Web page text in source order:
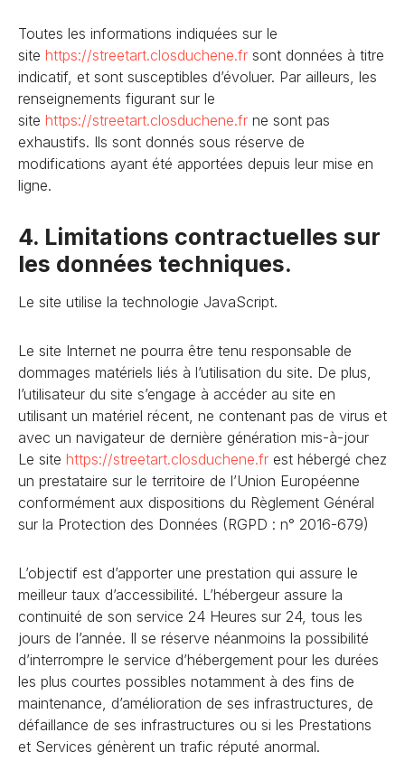
Toutes les informations indiquées sur le
site https://streetart.closduchene.fr sont données à titre
indicatif, et sont susceptibles d’évoluer. Par ailleurs, les
renseignements figurant sur le
site https://streetart.closduchene.fr ne sont pas
exhaustifs. Ils sont donnés sous réserve de
modifications ayant été apportées depuis leur mise en
ligne.
4. Limitations contractuelles sur
les données techniques.
Le site utilise la technologie JavaScript.
Le site Internet ne pourra être tenu responsable de
dommages matériels liés à l’utilisation du site. De plus,
l’utilisateur du site s’engage à accéder au site en
utilisant un matériel récent, ne contenant pas de virus et
avec un navigateur de dernière génération mis-à-jour
Le site https://streetart.closduchene.fr est hébergé chez
un prestataire sur le territoire de l’Union Européenne
conformément aux dispositions du Règlement Général
sur la Protection des Données (RGPD : n° 2016-679)
L’objectif est d’apporter une prestation qui assure le
meilleur taux d’accessibilité. L’hébergeur assure la
continuité de son service 24 Heures sur 24, tous les
jours de l’année. Il se réserve néanmoins la possibilité
d’interrompre le service d’hébergement pour les durées
les plus courtes possibles notamment à des fins de
maintenance, d’amélioration de ses infrastructures, de
défaillance de ses infrastructures ou si les Prestations
et Services génèrent un trafic réputé anormal.